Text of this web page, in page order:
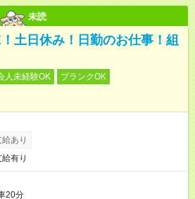
未読
土日休み！日勤のお仕事！組
人未経験OK
ブランクOK
あり
有り
20分